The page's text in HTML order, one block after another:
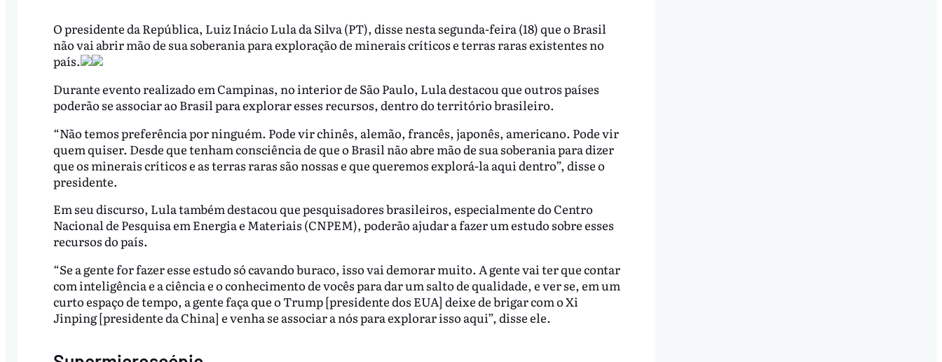
O presidente da República, Luiz Inácio Lula da Silva (PT), disse nesta segunda-feira (18) que o Brasil
não vai abrir mão de sua soberania para exploração de minerais críticos e terras raras existentes no
país.
Durante evento realizado em Campinas, no interior de São Paulo, Lula destacou que outros países
poderão se associar ao Brasil para explorar esses recursos, dentro do território brasileiro.
“Não temos preferência por ninguém. Pode vir chinês, alemão, francês, japonês, americano. Pode vir
quem quiser. Desde que tenham consciência de que o Brasil não abre mão de sua soberania para dizer
que os minerais críticos e as terras raras são nossas e que queremos explorá-la aqui dentro”, disse o
presidente.
Em seu discurso, Lula também destacou que pesquisadores brasileiros, especialmente do Centro
Nacional de Pesquisa em Energia e Materiais (CNPEM), poderão ajudar a fazer um estudo sobre esses
recursos do país.
“Se a gente for fazer esse estudo só cavando buraco, isso vai demorar muito. A gente vai ter que contar
com inteligência e a ciência e o conhecimento de vocês para dar um salto de qualidade, e ver se, em um
curto espaço de tempo, a gente faça que o Trump [presidente dos EUA] deixe de brigar com o Xi
Jinping [presidente da China] e venha se associar a nós para explorar isso aqui”, disse ele.